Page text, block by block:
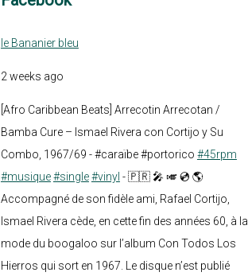
le Bananier bleu
2 weeks ago
[Afro Caribbean Beats] Arrecotin Arrecotan /
Bamba Cure – Ismael Rivera con Cortijo y Su
Combo, 1967/69 - #caraïbe #portorico #45rpm
#musique#single#vinyl - 🇵🇷 🎤 🎺 💿 🌎
Accompagné de son fidèle ami, Rafael Cortijo,
Ismael Rivera cède, en cette fin des années 60, à la
mode du boogaloo sur l’album Con Todos Los
Hierros qui sort en 1967. Le disque n’est publié